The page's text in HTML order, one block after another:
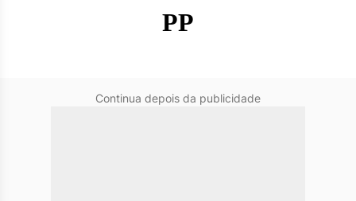
PP
Continua depois da publicidade